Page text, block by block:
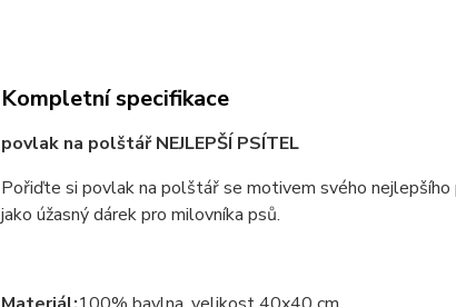
Kompletní specifikace
povlak na polštář NEJLEPŠÍ PSÍTEL
Pořiďte si povlak na polštář se motivem svého
jako úžasný dárek pro milovníka psů.